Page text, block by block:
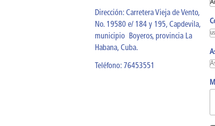
Dirección: Carretera Vieja de Vento,
No. 19580 e/ 184 y 195, Capdevila,
municipio Boyeros, provincia La
Habana, Cuba.
Teléfono: 76453551